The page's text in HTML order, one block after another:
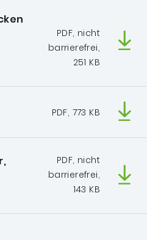
PDF, nicht
barrierefrei,
251 KB
PDF, 773 KB
PDF, nicht
barrierefrei,
143 KB